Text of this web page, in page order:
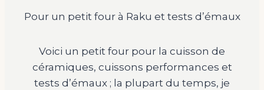
Pour un petit four à Raku et tests d’émaux
Voici un petit four pour la cuisson de
céramiques, cuissons performances et
tests d’émaux ; la plupart du temps, je